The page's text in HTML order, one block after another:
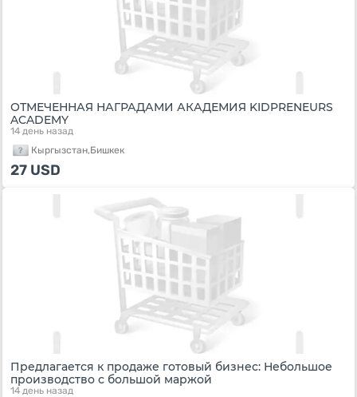
ОТМЕЧЕННАЯ НАГРАДАМИ АКАДЕМИЯ KIDPRENEURS
ACADEMY
14 день назад
Кыргызстан,Бишкек
27 USD
Предлагается к продаже готовый бизнес: Небольшое
производство с большой маржой
14 день назад